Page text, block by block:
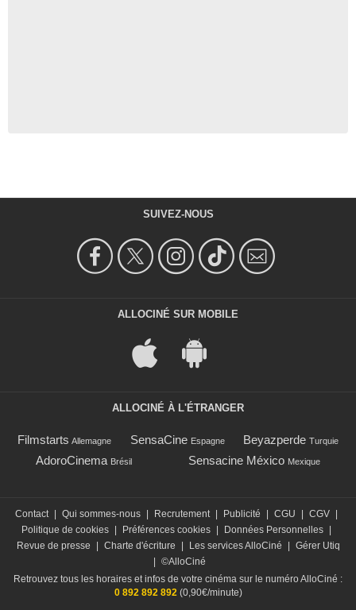
SUIVEZ-NOUS
ALLOCINÉ SUR MOBILE
ALLOCINÉ À L'ÉTRANGER
Filmstarts Allemagne SensaCine Espagne Beyazperde Turquie
AdoroCinema Brésil Sensacine México Mexique
Contact | Qui sommes-nous | Recrutement | Publicité | CGU | CGV |
Politique de cookies | Préférences cookies | Données Personnelles |
Revue de presse
| Charte d'écriture | Les services AlloCiné | Gérer Utiq
| ©AlloCiné
Retrouvez tous les horaires et infos de votre cinéma sur le numéro AlloCiné :
0 892 892 892 (0,90€/minute)